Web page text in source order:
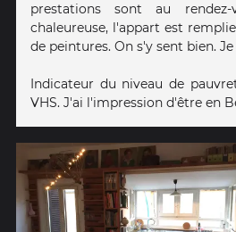
prestations sont au
chaleureuse, l'appart est
de peintures. On s'y sent bien.
Indicateur du niveau de
VHS. J'ai l'impression d'être en